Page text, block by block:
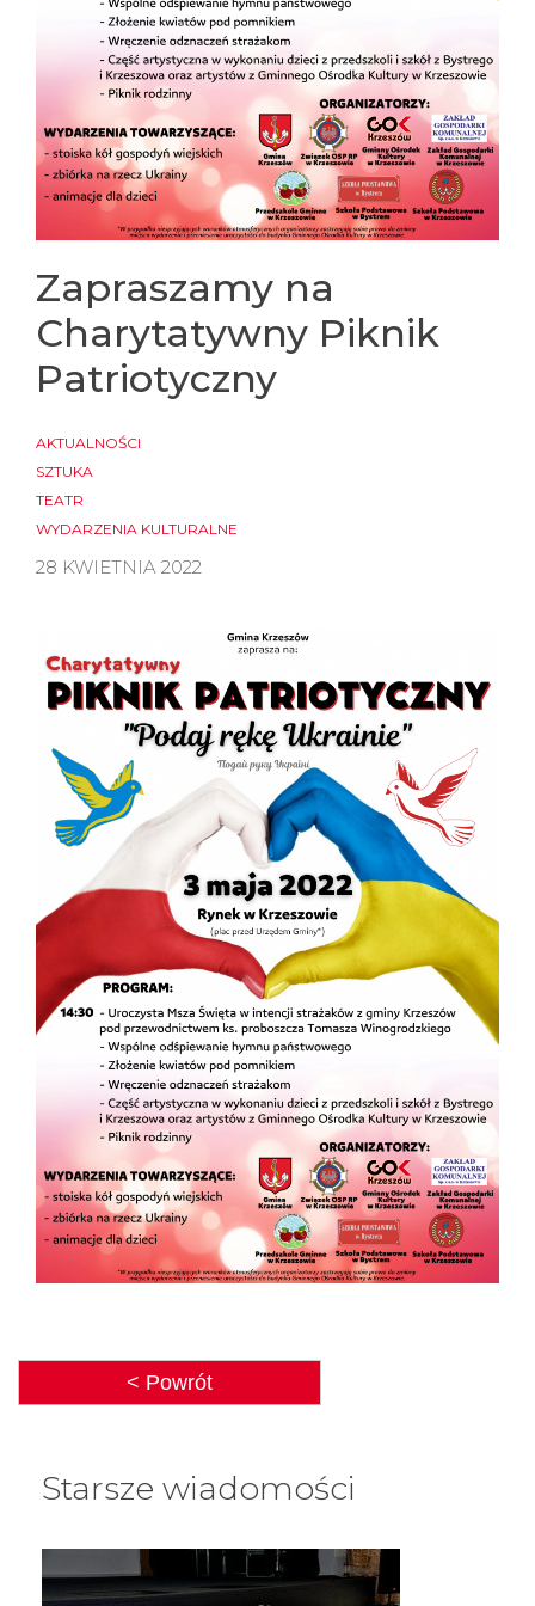
Zapraszamy na
Charytatywny Piknik
Patriotyczny
AKTUALNOŚCI
SZTUKA
TEATR
WYDARZENIA KULTURALNE
28 KWIETNIA 2022
< Powrót
Starsze wiadomości